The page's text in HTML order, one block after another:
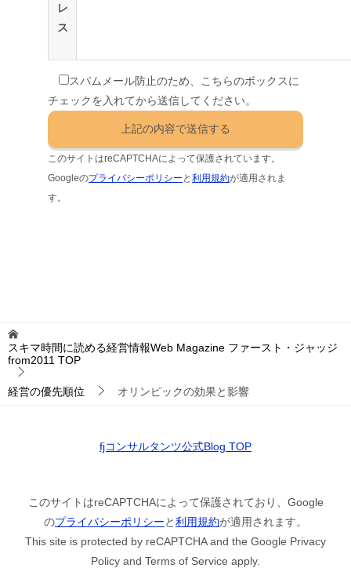
レ
ス
スパムメール防止のため、こちらのボックスに
チェックを入れてから送信してください。
このサイトはreCAPTCHAによって保護されています。
Googleのプライバシーポリシー と利用規約が適用されま
す。
スキマ時間に読める経営情報Web Magazine ファースト・ジャッジ
from2011 TOP
経営の優先順位 オリンピックの効果と影響
fjコンサルタンツ公式Blog TOP
このサイトはreCAPTCHAによって保護されており、Google
のプライバシーポリシーと利用規約が適用されます。
This site is protected by reCAPTCHA and the Google Privacy
Policy and Terms of Service apply.